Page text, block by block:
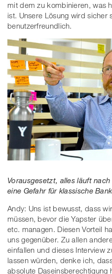
mit dem zu kombinieren, was
ist. Unsere Lösung wird sicher
benutzerfreundlich.
Vorausgesetzt, alles läuft
eine Gefahr für klassische
Andy: Uns ist bewusst, dass
müssen, bevor die Yapster
etc. managen. Diesen Vorteil
uns gegenüber. Zu allen
einfallen und dieses Interview
lassen würden, denke ich,
absolute Daseinsberechtigung